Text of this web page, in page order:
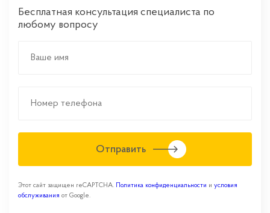
Бесплатная консультация специалиста по
любому вопросу
Отправить
Этот сайт защищен reCAPTCHA. Политика конфиденциальности и условия
обслуживания от Google.